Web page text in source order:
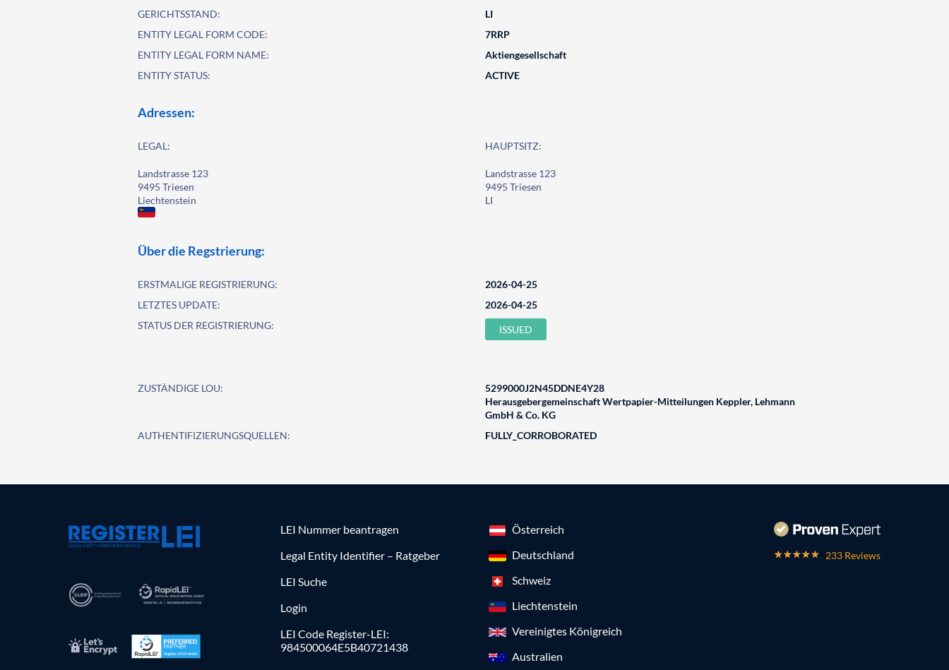
GERICHTSSTAND:
LI
ENTITY LEGAL FORM CODE:
7RRP
ENTITY LEGAL FORM NAME:
Aktiengesellschaft
ENTITY STATUS:
ACTIVE
Adressen:
LEGAL:
Landstrasse 123
9495 Triesen
Liechtenstein
HAUPTSITZ:
Landstrasse 123
9495 Triesen
LI
Über die Regstrierung:
ERSTMALIGE REGISTRIERUNG:
2026-04-25
LETZTES UPDATE:
2026-04-25
STATUS DER REGISTRIERUNG:
ISSUED
ZUSTÄNDIGE LOU:
5299000J2N45DDNE4Y28
Herausgebergemeinschaft Wertpapier-Mitteilungen Keppler, Lehmann
GmbH & Co. KG
AUTHENTIFIZIERUNGSQUELLEN:
FULLY_CORROBORATED
LEI Nummer beantragen
Legal Entity Identifier – Ratgeber
LEI Suche
Login
LEI Code Register-LEI:
984500064E5B40721438
Österreich
Deutschland
Schweiz
Liechtenstein
Vereinigtes Königreich
Australien
233 Reviews